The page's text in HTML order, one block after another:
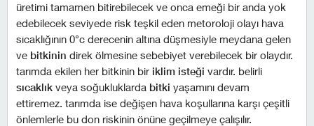
üretimi tamamen bitirebilecek ve onca emeği bir anda yok
edebilecek seviyede risk teşkil eden metoroloji olayı hava
sıcaklığının 0°c derecenin altına düşmesiyle meydana gelen
ve bitkinin direk ölmesine sebebiyet verebilecek bir olaydır.
tarımda ekilen her bitkinin bir iklim isteği vardır. belirli
sıcaklık veya soğukluklarda bitki yaşamını devam
ettiremez. tarımda ise değişen hava koşullarına karşı çeşitli
önlemlerle bu don riskinin önüne geçilmeye çalışılır.